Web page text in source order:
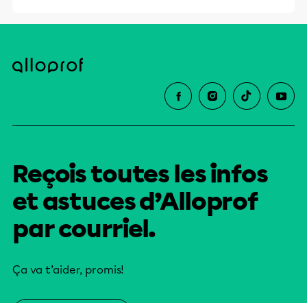
Reçois toutes les infos
et astuces d’Alloprof
par courriel.
Ça va t’aider, promis!